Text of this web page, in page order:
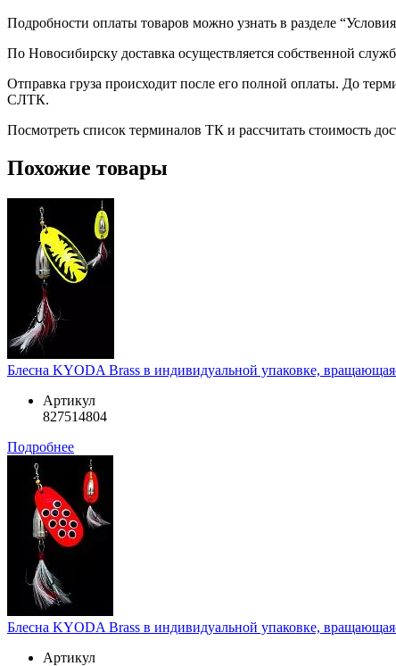
Подробности оплаты товаров можно узнать в разделе
По Новосибирску доставка осуществляется собственной
Отправка груза происходит после его полной оплаты. До
СЛТК.
Посмотреть список терминалов ТК и рассчитать стоимость
Похожие товары
Блесна KYODA Brass в индивидуальной упаковке,
Артикул
827514804
Подробнее
Блесна KYODA Brass в индивидуальной упаковке,
Артикул